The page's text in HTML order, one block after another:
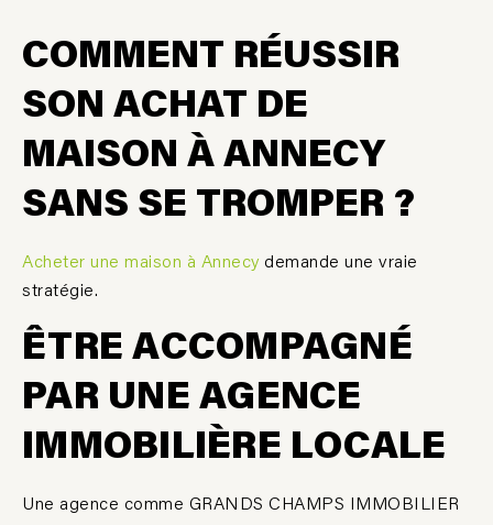
COMMENT RÉUSSIR
SON ACHAT DE
MAISON À ANNECY
SANS SE TROMPER ?
Acheter une maison à Annecy demande une vraie
stratégie.
ÊTRE ACCOMPAGNÉ
PAR UNE AGENCE
IMMOBILIÈRE LOCALE
Une agence comme GRANDS CHAMPS IMMOBILIER